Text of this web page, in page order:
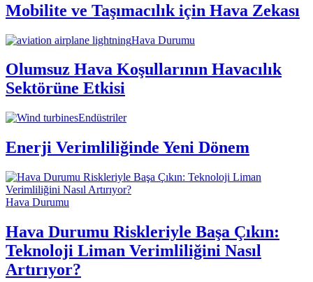
Mobilite ve Taşımacılık için Hava Zekası
Hava Durumu
Olumsuz Hava Koşullarının Havacılık
Sektörüne Etkisi
Endüstriler
Enerji Verimliliğinde Yeni Dönem
Hava Durumu
Hava Durumu Riskleriyle Başa Çıkın:
Teknoloji Liman Verimliliğini Nasıl
Artırıyor?